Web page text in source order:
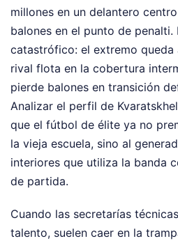
millones en un delantero
balones en el punto de penalti.
catastrófico: el extremo queda
rival flota en la cobertura
pierde balones en transición
Analizar el perfil de
que el fútbol de élite ya no
la vieja escuela, sino al
interiores que utiliza la banda
de partida.
Cuando las secretarías
talento, suelen caer en la